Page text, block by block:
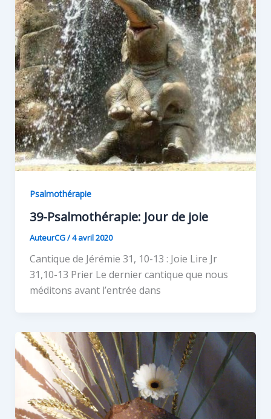
Psalmothérapie
39-Psalmothérapie: Jour de joie
AuteurCG/4 avril 2020
Cantique de Jérémie 31, 10-13 : Joie Lire Jr
31,10-13 Prier Le dernier cantique que nous
méditons avant l’entrée dans